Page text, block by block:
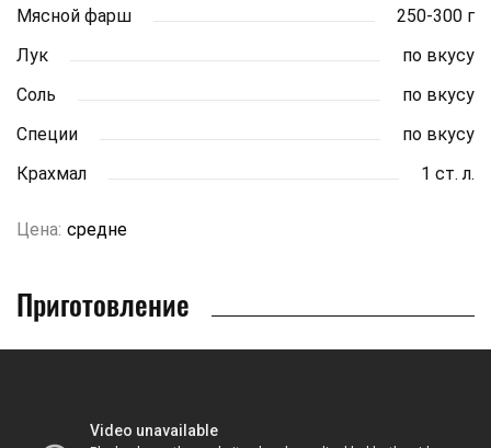
Мясной фарш
250-300 г
Лук
по вкусу
Соль
по вкусу
Специи
по вкусу
Крахмал
1 ст. л.
Цена: средне
Приготовление